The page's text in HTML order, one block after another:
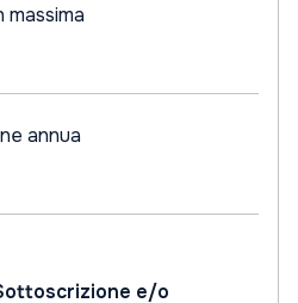
massima
annua
e/o